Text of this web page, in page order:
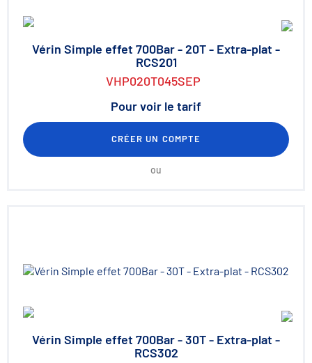
Vérin Simple effet 700Bar - 20T - Extra-plat -
RCS201
VHP020T045SEP
Pour voir le tarif
CRÉER UN COMPTE
ou
Vérin Simple effet 700Bar - 30T - Extra-plat -
RCS302